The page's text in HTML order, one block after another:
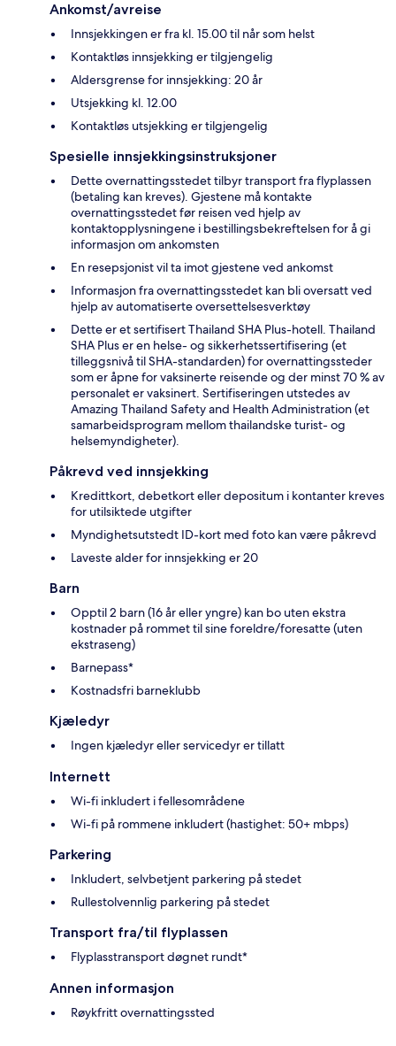
Ankomst/avreise
Innsjekkingen er fra kl. 15.00 til når som helst
Kontaktløs innsjekking er tilgjengelig
Aldersgrense for innsjekking: 20 år
Utsjekking kl. 12.00
Kontaktløs utsjekking er tilgjengelig
Spesielle innsjekkingsinstruksjoner
Dette overnattingsstedet tilbyr transport fra flyplassen
(betaling kan kreves). Gjestene må kontakte
overnattingsstedet før reisen ved hjelp av
kontaktopplysningene i bestillingsbekreftelsen for å gi
informasjon om ankomsten
En resepsjonist vil ta imot gjestene ved ankomst
Informasjon fra overnattingsstedet kan bli oversatt ved
hjelp av automatiserte oversettelsesverktøy
Dette er et sertifisert Thailand SHA Plus-hotell. Thailand
SHA Plus er en helse- og sikkerhetssertifisering (et
tilleggsnivå til SHA-standarden) for overnattingssteder
som er åpne for vaksinerte reisende og der minst 70 % av
personalet er vaksinert. Sertifiseringen utstedes av
Amazing Thailand Safety and Health Administration (et
samarbeidsprogram mellom thailandske turist- og
helsemyndigheter).
Påkrevd ved innsjekking
Kredittkort, debetkort eller depositum i kontanter kreves
for utilsiktede utgifter
Myndighetsutstedt ID-kort med foto kan være påkrevd
Laveste alder for innsjekking er 20
Barn
Opptil 2 barn (16 år eller yngre) kan bo uten ekstra
kostnader på rommet til sine foreldre/foresatte (uten
ekstraseng)
Barnepass*
Kostnadsfri barneklubb
Kjæledyr
Ingen kjæledyr eller servicedyr er tillatt
Internett
Wi-fi inkludert i fellesområdene
Wi-fi på rommene inkludert (hastighet: 50+ mbps)
Parkering
Inkludert, selvbetjent parkering på stedet
Rullestolvennlig parkering på stedet
Transport fra/til flyplassen
Flyplasstransport døgnet rundt*
Annen informasjon
Røykfritt overnattingssted